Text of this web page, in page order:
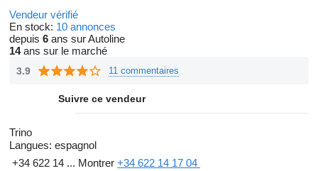
Vendeur vérifié
En stock: 10 annonces
depuis 6 ans sur Autoline
14ans sur le marché
3.9 11 commentaires
Suivre ce vendeur
Trino
Langues: espagnol
+34 622 14 ... Montrer +34 622 14 17 04